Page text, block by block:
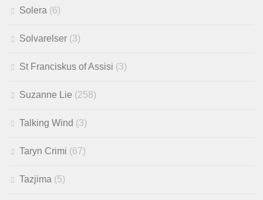
Solera (6)
Solvarelser (3)
St Franciskus of Assisi (3)
Suzanne Lie (258)
Talking Wind (3)
Taryn Crimi (67)
Tazjima (5)